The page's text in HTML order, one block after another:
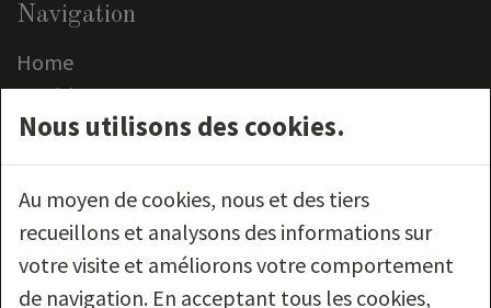
Navigation
Home
Meubles
Outlet
Service clientèle
Contact
Nous suivre
Nous utilisons des cookies.
Au moyen de cookies, nous et des tiers
recueillons et analysons des informations sur
votre visite et améliorons votre comportement
de navigation. En acceptant tous les cookies,